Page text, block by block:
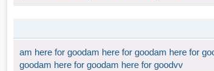
am here for goodam here for goodam here for
goodam here for goodam here for goodvv